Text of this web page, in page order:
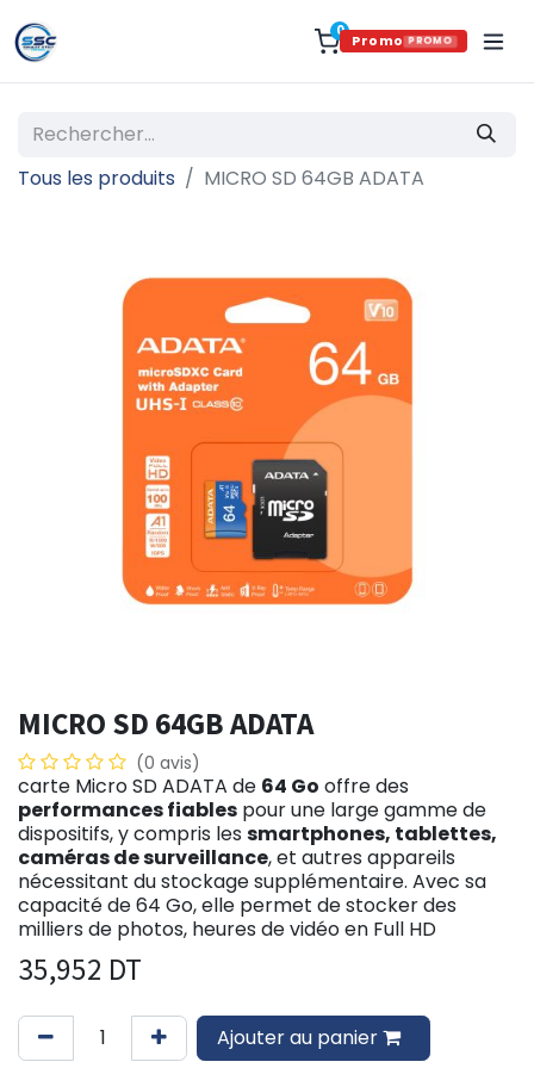
0
Promo PROMO
Tous les produits MICRO SD 64GB ADATA
MICRO SD 64GB ADATA
(0 avis)
carte Micro SD ADATA de 64 Go offre des
performances fiables pour une large gamme de
dispositifs, y compris les smartphones, tablettes,
caméras de surveillance, et autres appareils
nécessitant du stockage supplémentaire. Avec sa
capacité de 64 Go, elle permet de stocker des
milliers de photos, heures de vidéo en Full HD
35,952 DT
Ajouter au panier